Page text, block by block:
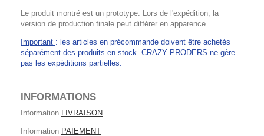
Le produit montré est un prototype. Lors de l'expédition, la
version de production finale peut différer en apparence.
Important : les articles en précommande doivent être achetés
séparément des produits en stock. CRAZY PRODERS ne gère
pas les expéditions partielles.
INFORMATIONS
Information LIVRAISON
Information PAIEMENT